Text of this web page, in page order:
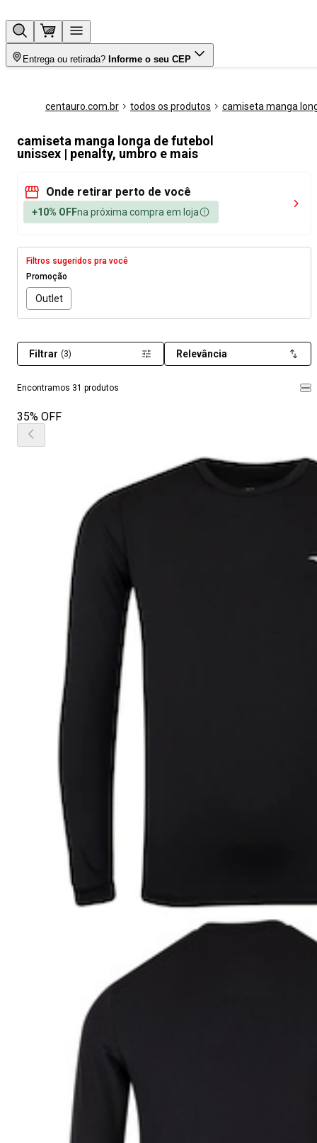
Entrega ou retirada? Informe o seu CEP
centauro.com.br todos os produtos camiseta manga
camiseta manga longa de futebol
unissex | penalty, umbro e mais
Onde retirar perto de você
+10% OFFna próxima compra em loja
Filtros sugeridos pra você
Promoção
Outlet
Encontramos 31 produtos
Filtrar (3) Relevância
35% OFF